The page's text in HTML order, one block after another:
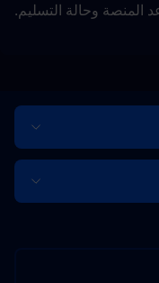
المنصة وحالة التسليم.